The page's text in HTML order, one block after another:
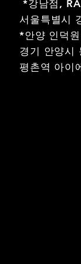
*강남점,
서울특별시
*안양 인덕
경기 안양시
평촌역 아이